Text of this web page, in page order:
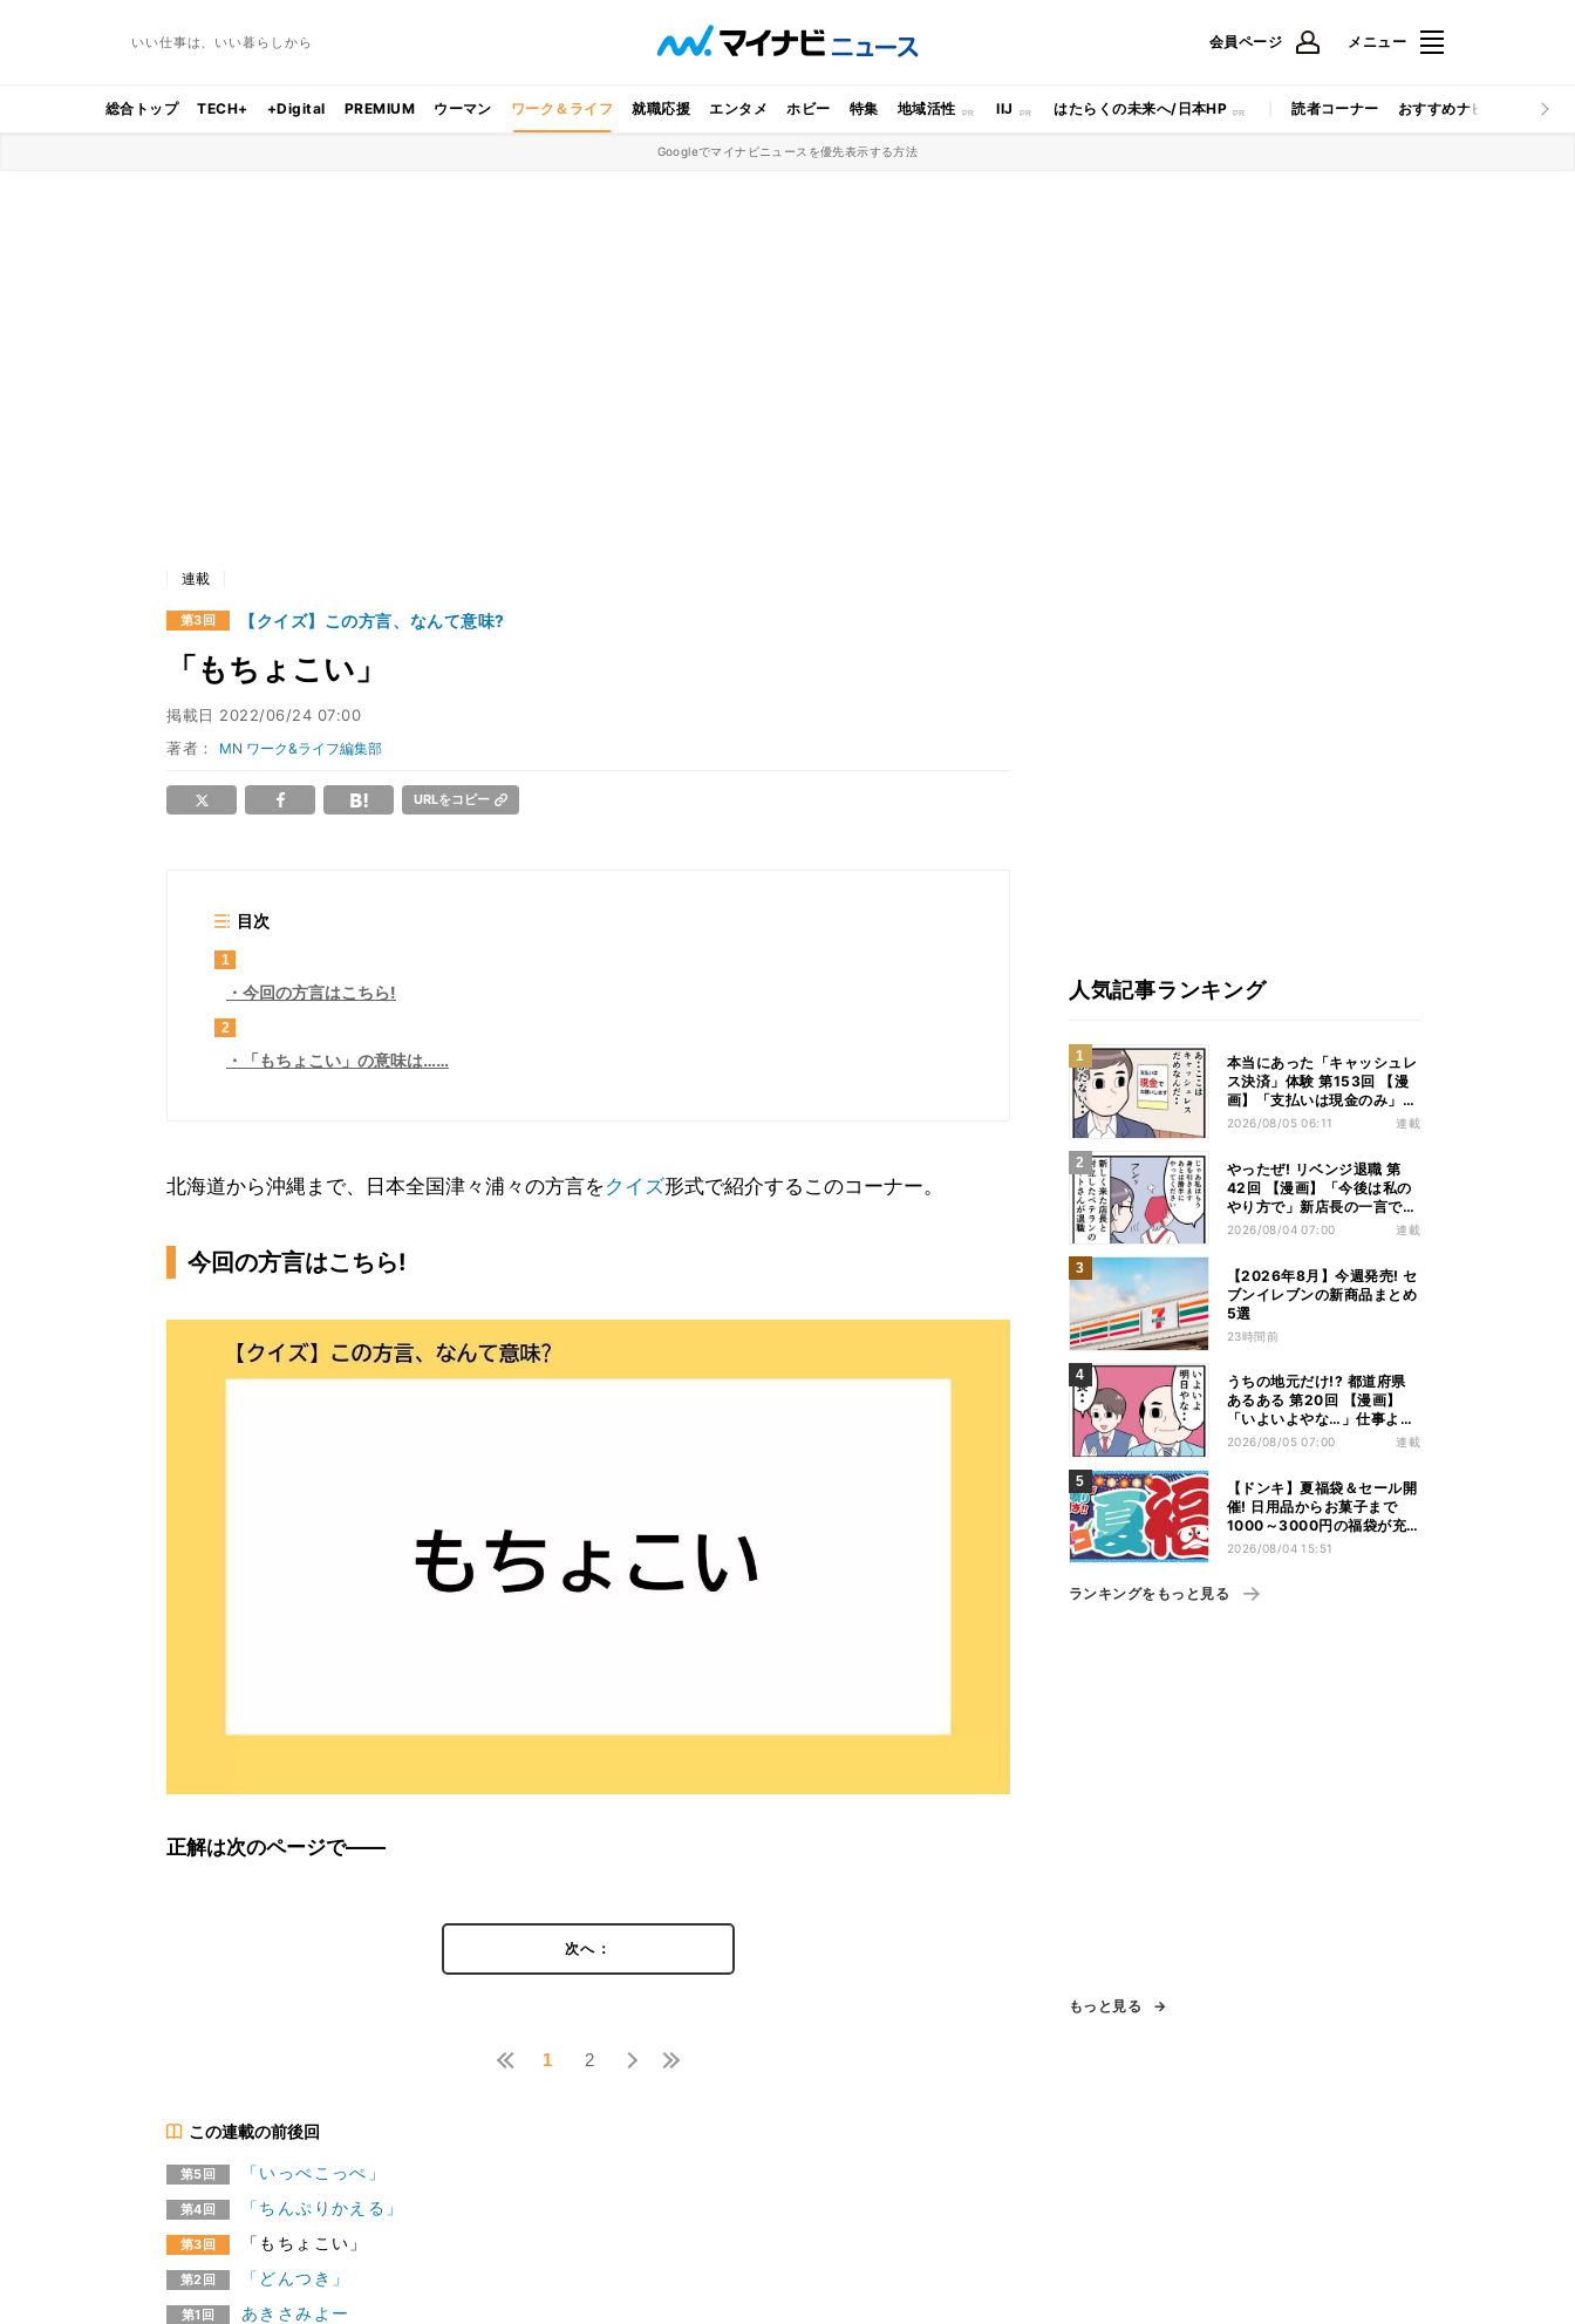
いい仕事は、いい暮らしから 会員ページ メニュー
総合トップ TECH+ +Digital PREMIUM ウーマン ワーク＆ライフ 就職応援 エンタメ ホビー 特集 地域活性 IIJ はたらくの未来へ/日本HP 読者コーナー おすすめナビ マイナビ
Googleでマイナビニュースを優先表示する方法
連載
第3回 【クイズ】この方言、なんて意味?
「もちょこい」
掲載日 2022/06/24 07:00
著者： MN ワーク&ライフ編集部
URLをコピー
目次
1
今回の方言はこちら!
2
「もちょこい」の意味は……
北海道から沖縄まで、日本全国津々浦々の方言をクイズ形式で紹介するこのコーナー。
今回の方言はこちら!
正解は次のページで――
次へ：
1 2
この連載の前後回
第5回 「いっぺこっぺ」
第4回 「ちんぷりかえる」
第3回 「もちょこい」
第2回 「どんつき」
第1回 あきさみよー
人気記事ランキング
本当にあった「キャッシュレ
ス決済」体験 第153回 【漫
画】「支払いは現金のみ」と
分かっていたのに……会計で
2026/08/05 06:11 連載
やったぜ! リベンジ退職 第
42回 【漫画】「今後は私の
やり方で」新店長の一言でベ
テラン退職→崩壊した現場
2026/08/04 07:00 連載
【2026年8月】今週発売! セ
ブンイレブンの新商品まとめ
5選
23時間前
うちの地元だけ!? 都道府県
あるある 第20回 【漫画】
「いよいよやな…」仕事より
優先は当然!? 兵庫県民の“祭
2026/08/05 07:00 連載
【ドンキ】夏福袋＆セール開
催! 日用品からお菓子まで
1000～3000円の福袋が充
実、家電やアパレルなど人気
2026/08/04 15:51
ランキングをもっと見る
もっと見る